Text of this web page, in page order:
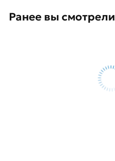
Ранее вы смотрели